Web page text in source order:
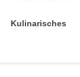
Kulinarisches